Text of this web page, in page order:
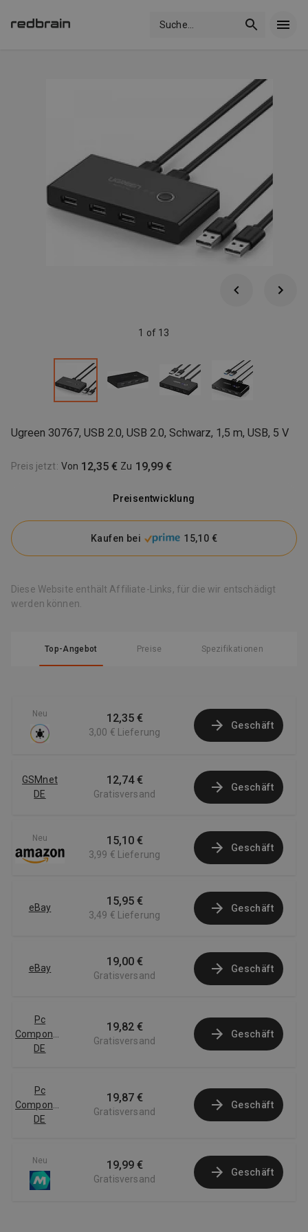
Suche
1 of 13
Ugreen 30767, USB 2.0, USB 2.0, Schwarz, 1,5 m, USB, 5 V
Preis jetzt: Von 12,35 € Zu 19,99 €
Preisentwicklung
Kaufen bei 15,10 €
Diese Website enthält Affiliate-Links, für die wir entschädigt
werden können.
Top-Angebot Preise Spezifikationen
Neu 12,35 €
3,00 € Lieferung
Geschäft
GSMnet
DE
12,74 €
Gratisversand
Geschäft
Neu 15,10 €
3,99 € Lieferung
Geschäft
eBay 15,95 €
3,49 € Lieferung
Geschäft
eBay 19,00 €
Gratisversand
Geschäft
Pc
Componentes
DE
19,82 €
Gratisversand
Geschäft
Pc
Componentes
DE
19,87 €
Gratisversand
Geschäft
Neu 19,99 €
Gratisversand
Geschäft